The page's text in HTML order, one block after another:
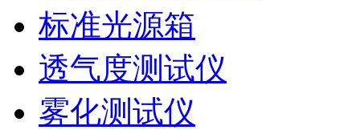
标准光源箱
透气度测试仪
雾化测试仪